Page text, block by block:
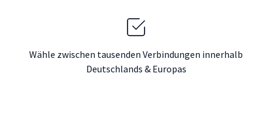
Wähle zwischen tausenden Verbindungen innerhalb
Deutschlands & Europas